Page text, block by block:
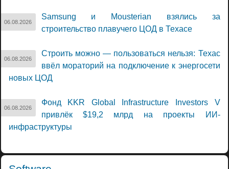
06.08.2026
Samsung и Mousterian взялись за
строительство плавучего ЦОД в Техасе
06.08.2026
Строить можно — пользоваться нельзя: Техас
ввёл мораторий на подключение к энергосети
новых ЦОД
06.08.2026
Фонд KKR Global Infrastructure Investors V
привлёк $19,2 млрд на проекты ИИ-
инфраструктуры